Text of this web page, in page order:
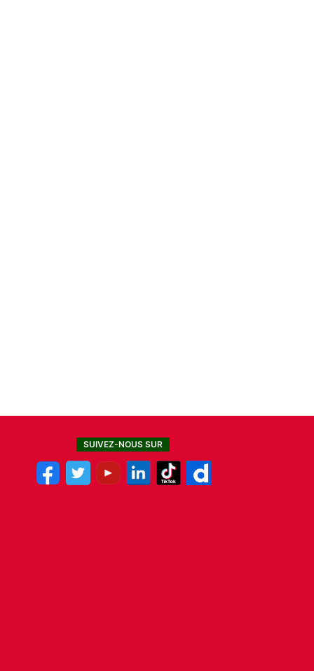
SUIVEZ-NOUS SUR